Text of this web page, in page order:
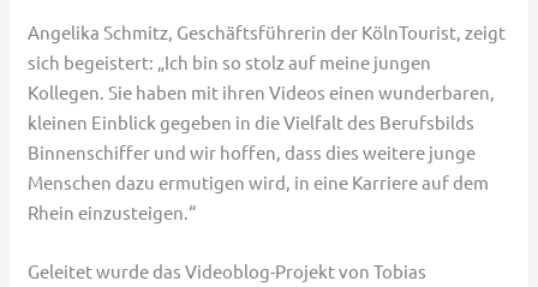
Angelika Schmitz, Geschäftsführerin der KölnTourist, zeigt
sich begeistert: „Ich bin so stolz auf meine jungen
Kollegen. Sie haben mit ihren Videos einen wunderbaren,
kleinen Einblick gegeben in die Vielfalt des Berufsbilds
Binnenschiffer und wir hoffen, dass dies weitere junge
Menschen dazu ermutigen wird, in eine Karriere auf dem
Rhein einzusteigen.“
Geleitet wurde das Videoblog-Projekt von Tobias